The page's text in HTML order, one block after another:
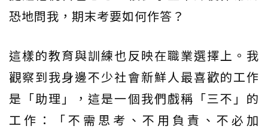
恐地問我，期末考要如何作答？
這樣的教育與訓練也反映在職業選擇上。我
觀察到我身邊不少社會新鮮人最喜歡的工作
是「助理」，這是一個我們戲稱「三不」的
工作：「不需思考、不用負責、不必加